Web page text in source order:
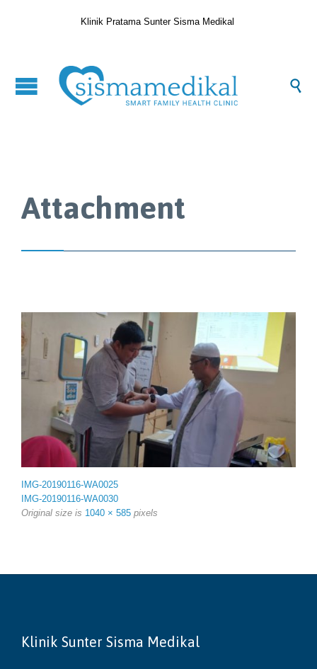
Klinik Pratama Sunter Sisma Medikal

Attachment
IMG-20190116-WA0025
IMG-20190116-WA0030
Original size is 1040 × 585 pixels
Klinik Sunter Sisma Medikal